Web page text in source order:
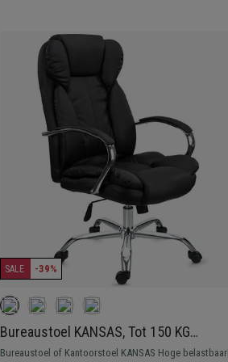
SALE -39%
Bureaustoel KANSAS, Tot 150 KG
Belastbaar, Metalen Structuur, Zwart
Bureaustoel of Kantoorstoel KANSAS Hoge